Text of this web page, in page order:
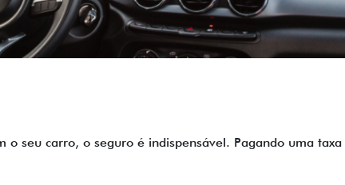
o seu carro, o seguro é indispensável. Pagando uma